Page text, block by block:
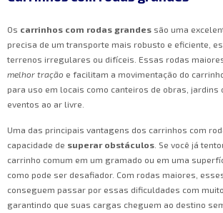
Os carrinhos com rodas grandes são uma
precisa de um transporte mais robusto e eficiente,
terrenos irregulares ou difíceis. Essas rodas
melhor tração e facilitam a movimentação do
para uso em locais como canteiros de obras, jardins
eventos ao ar livre.
Uma das principais vantagens dos carrinhos com
capacidade de superar obstáculos . Se você já
carrinho comum em um gramado ou em uma
como pode ser desafiador. Com rodas maiores,
conseguem passar por essas dificuldades com
garantindo que suas cargas cheguem ao destino